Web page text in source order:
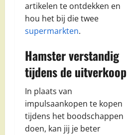
artikelen te ontdekken en
hou het bij die twee
supermarkten.
Hamster verstandig
tijdens de uitverkoop
In plaats van
impulsaankopen te kopen
tijdens het boodschappen
doen, kan jij je beter